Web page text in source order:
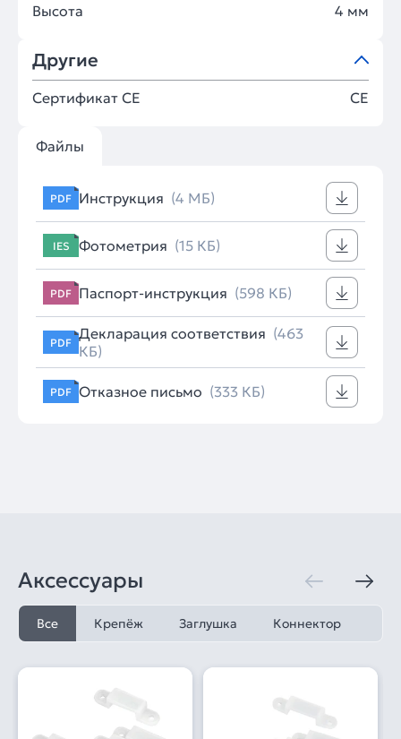
Высота 4 мм
Другие
Сертификат CE CE
Файлы
PDF Инструкция (4 МБ)
IES Фотометрия (15 КБ)
PDF Паспорт-инструкция (598 КБ)
PDF Декларация соответствия (463
КБ)
PDF Отказное письмо (333 КБ)
Аксессуары
Все Крепёж Заглушка Коннектор